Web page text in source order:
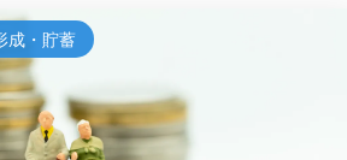
成・貯蓄